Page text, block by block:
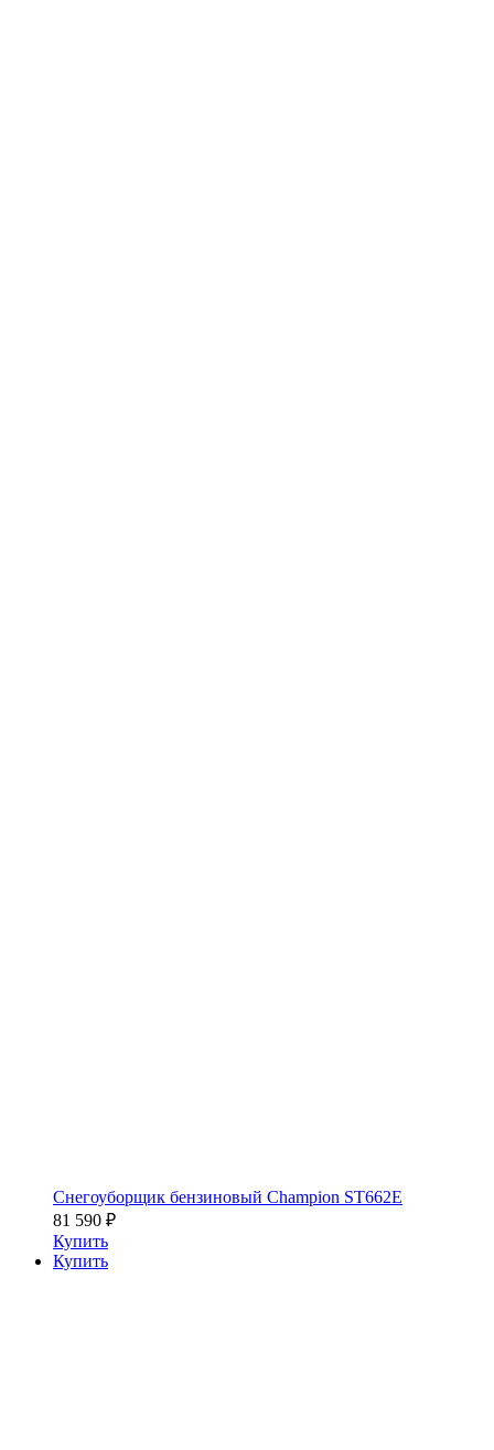
Снегоуборщик бензиновый Champion ST662E
81 590 ₽
Купить
Купить